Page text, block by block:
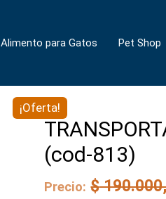
Alimento para Gatos Pet Shop
¡Oferta!
(cod-813)
Precio: $
El
precio
actual
es:
$ 126.800,00.
TRANSPORTADOR
-
51x34x34
813)